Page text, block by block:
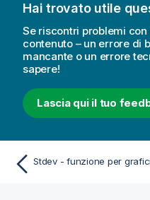
Hai trovato utile
Se riscontri problemi
contenuto – un errore di
mancante o un errore
sapere!
Lascia qui il tuo
Stdev - funzione per grafici